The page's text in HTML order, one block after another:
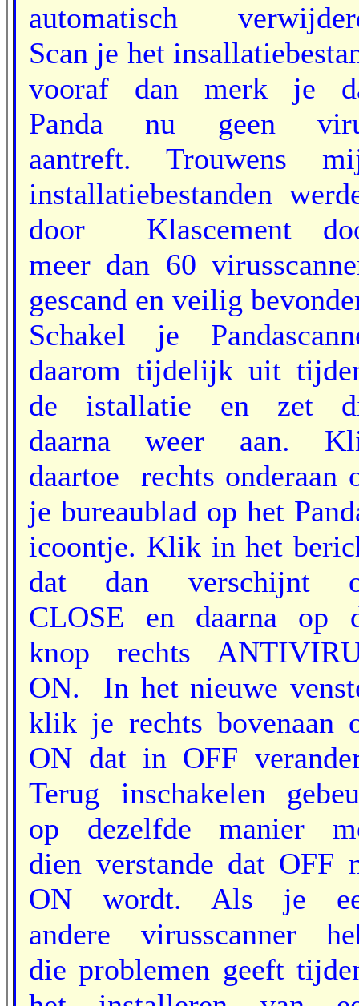
automatisch
Scan je het
vooraf dan merk je
Panda nu geen
aantreft. Trouwens
installatiebestanden
door Klascement
meer dan 60
gescand en veilig
Schakel je
daarom tijdelijk uit
de istallatie en zet
daarna weer aan.
daartoe rechts onderaan
je bureaublad op het
icoontje. Klik in het
dat dan verschijnt
CLOSE en daarna op
knop rechts
ON. In het nieuwe
klik je rechts bovenaan
ON dat in OFF
Terug inschakelen
op dezelfde manier
dien verstande dat OFF
ON wordt. Als je
andere virusscanner
die problemen geeft